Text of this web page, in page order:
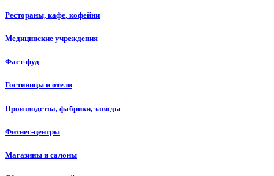
Рестораны, кафе, кофейни
Медицинские учреждения
Фаст-фуд
Гостиницы и отели
Производства, фабрики, заводы
Фитнес-центры
Магазины и салоны